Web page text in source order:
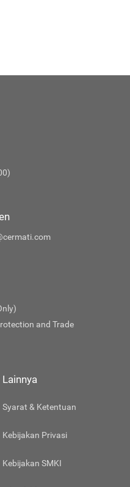
and Trade
Lainnya
Syarat & Ketentuan
Kebijakan Privasi
Kebijakan SMKI